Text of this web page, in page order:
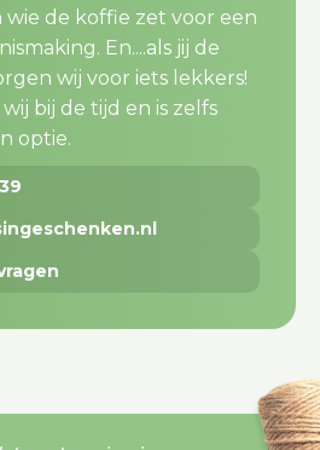
wie de koffie zet voor een
En....als jij de
wij voor iets lekkers!
bij de tijd en is zelfs
optie.